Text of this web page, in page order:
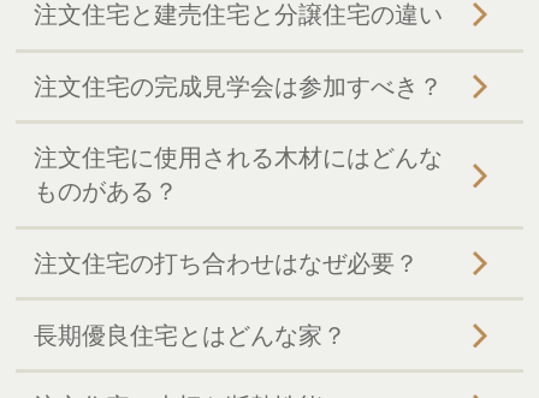
注文住宅と建売住宅と分譲住宅の違い
注文住宅の完成見学会は参加すべき？
注文住宅に使用される木材にはどんな
ものがある？
注文住宅の打ち合わせはなぜ必要？
長期優良住宅とはどんな家？